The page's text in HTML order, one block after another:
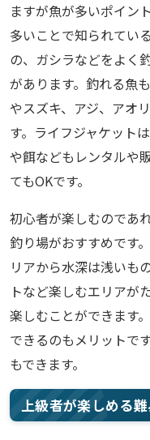
ますが魚が多いポイン
多いことで知られてい
の、ガシラなどをよく
があります。釣れる魚
やスズキ、アジ、アオ
す。ライフジャケット
や餌などもレンタルや
てもOKです。
初心者が楽しむのであ
釣り場がおすすめです
リアから水深は浅いも
トなど楽しむエリアが
楽しむことができます
できるのもメリットで
もできます。
上級者が楽しめる